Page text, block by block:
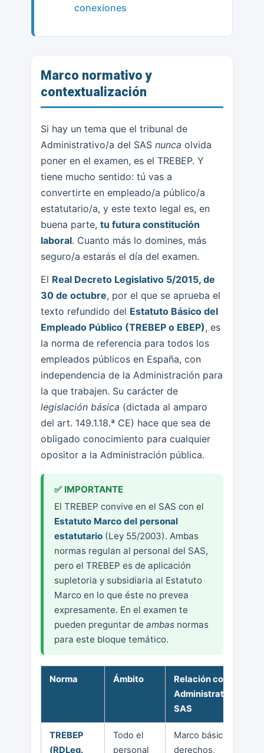
conexiones
Marco normativo y
contextualización
Si hay un tema que el tribunal de
Administrativo/a del SASnunca olvida
poner en el examen, es el TREBEP. Y
tiene mucho sentido: tú vas a
convertirte en empleado/a público/a
estatutario/a, y este texto legal es, en
buena parte,tu futura constitución
laboral. Cuanto más lo domines, más
seguro/a estarás el día del examen.
El Real Decreto Legislativo 5/2015, de
30 de octubre, por el que se aprueba el
texto refundido del Estatuto Básico del
Empleado Público (TREBEP o EBEP), es
la norma de referencia para todos los
empleados públicos en España, con
independencia de la Administración para
la que trabajen. Su carácter de
legislación básica (dictada al amparo
del art. 149.1.18.ª CE) hace que sea de
obligado conocimiento para cualquier
opositor a la Administración pública.
El TREBEP convive en el SAS con el
Estatuto Marco del personal
estatutario (Ley 55/2003). Ambas
normas regulan al personal del SAS,
pero el TREBEP es de aplicación
supletoria y subsidiaria al Estatuto
Marco en lo que éste no prevea
expresamente. En el examen te
pueden preguntar deambas normas
para este bloque temático.
Norma Ámbito
Relación con el
Administrativo/a
SAS
TREBEP
(RDLeg.
Todo el
personal
Marco básico:
derechos,